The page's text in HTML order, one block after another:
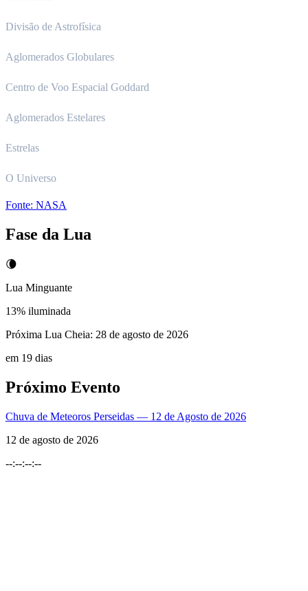
Divisão de Astrofísica
Aglomerados Globulares
Centro de Voo Espacial Goddard
Aglomerados Estelares
Estrelas
O Universo
Fonte: NASA
Fase da Lua
🌘
Lua Minguante
13% iluminada
Próxima Lua Cheia: 28 de agosto de 2026
em 19 dias
Próximo Evento
Chuva de Meteoros Perseidas — 12 de Agosto de 2026
12 de agosto de 2026
--:--:--:--